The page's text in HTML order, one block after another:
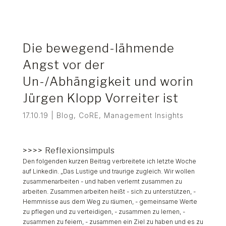
Die bewegend-lähmende
Angst vor der
Un-/Abhängigkeit und worin
Jürgen Klopp Vorreiter ist
17.10.19 Blog, CoRE, Management Insights
>>>> Reflexionsimpuls
Den folgenden kurzen Beitrag verbreitete ich letzte Woche
auf Linkedin. „Das Lustige und traurige zugleich. Wir wollen
zusammenarbeiten - und haben verlernt zusammen zu
arbeiten. Zusammen arbeiten heißt - sich zu unterstützen, -
Hemmnisse aus dem Weg zu räumen, - gemeinsame Werte
zu pflegen und zu verteidigen, - zusammen zu lernen, -
zusammen zu feiern, - zusammen ein Ziel zu haben und es zu